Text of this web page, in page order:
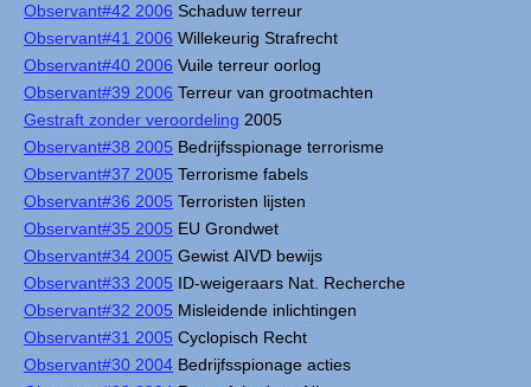
Observant#42 2006 Schaduw terreur
Observant#41 2006 Willekeurig Strafrecht
Observant#40 2006 Vuile terreur oorlog
Observant#39 2006 Terreur van grootmachten
Gestraft zonder veroordeling 2005
Observant#38 2005 Bedrijfsspionage terrorisme
Observant#37 2005 Terrorisme fabels
Observant#36 2005 Terroristen lijsten
Observant#35 2005 EU Grondwet
Observant#34 2005 Gewist AIVD bewijs
Observant#33 2005 ID-weigeraars Nat. Recherche
Observant#32 2005 Misleidende inlichtingen
Observant#31 2005 Cyclopisch Recht
Observant#30 2004 Bedrijfsspionage acties